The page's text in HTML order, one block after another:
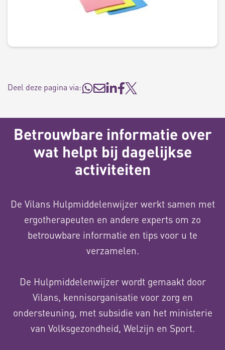
Deel deze pagina via:
Betrouwbare informatie over
wat helpt bij dagelijkse
activiteiten
De Vilans Hulpmiddelenwijzer werkt samen met
ergotherapeuten en andere experts om zo
betrouwbare informatie en tips voor u te
verzamelen.
De Hulpmiddelenwijzer wordt gemaakt door
Vilans, kennisorganisatie voor zorg en
ondersteuning, met subsidie van het ministerie
van Volksgezondheid, Welzijn en Sport.